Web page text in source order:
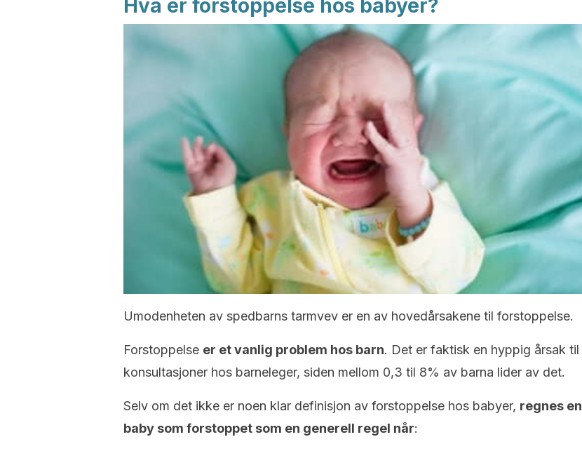
Hva er forstoppelse hos babyer?
Umodenheten av spedbarns tarmvev er en av hovedårsakene til forstoppelse.
Forstoppelse er et vanlig problem hos barn. Det er faktisk en hyppig årsak til
konsultasjoner hos barneleger, siden mellom 0,3 til 8% av barna lider av det.
Selv om det ikke er noen klar definisjon av forstoppelse hos babyer, regnes en
baby som forstoppet som en generell regel når: